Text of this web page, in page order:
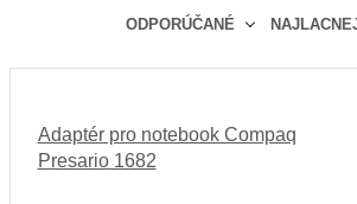
ODPORÚČANÉ
Adaptér pro notebook Compaq
Presario 1682